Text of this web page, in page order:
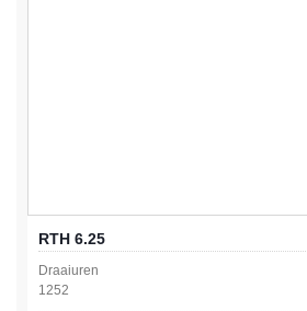
RTH 6.25
Draaiuren
1252